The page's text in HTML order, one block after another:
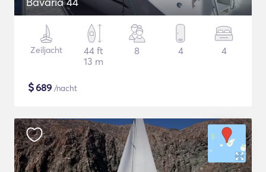
Zeiljacht
44 ft
13 m
8 4 4
$689 /nacht